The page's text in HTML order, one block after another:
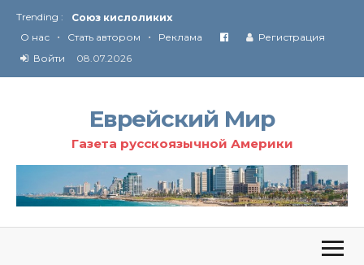
Trending :
Союз кислоликих
Соглашение США с Ираном
Технология Революции в Иране
О нас • Стать автором • Реклама
Регистрация
Войти
08.07.2026
Еврейский Мир
Газета русскоязычной Америки